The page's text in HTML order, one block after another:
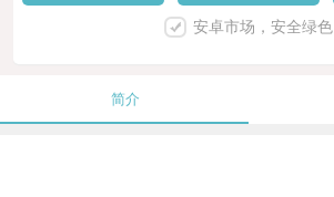
安卓市场，安全绿色
简介